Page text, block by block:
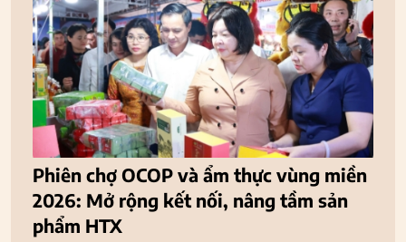
Phiên chợ OCOP và ẩm thực vùng miền
2026: Mở rộng kết nối, nâng tầm sản
phẩm HTX